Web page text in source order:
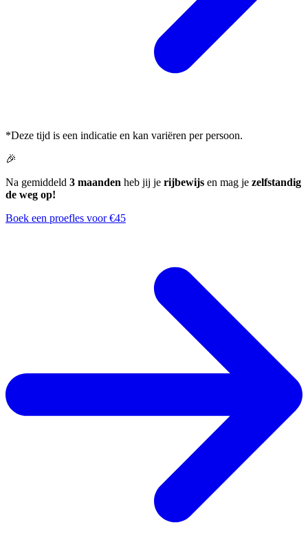
*Deze tijd is een indicatie en kan variëren per persoon.
🎉
Na gemiddeld 3 maanden heb jij je rijbewijs en mag je zelfstandig
de weg op!
Boek een proefles voor €45